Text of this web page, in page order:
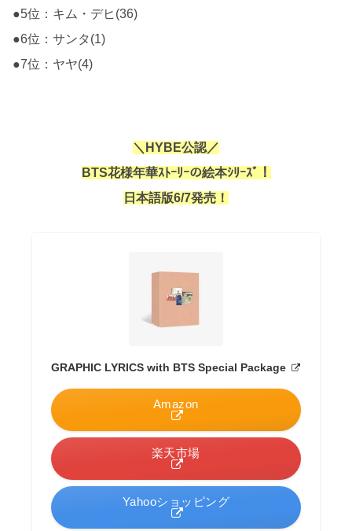
●5位：キム・デヒ(36)
●6位：サンタ(1)
●7位：ヤヤ(4)
＼HYBE公認／
BTS花様年華ｽﾄｰﾘｰの絵本ｼﾘｰｽﾞ！
日本語版6/7発売！
GRAPHIC LYRICS with BTS Special Package
Amazon
楽天市場
Yahooショッピング